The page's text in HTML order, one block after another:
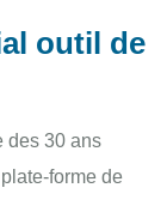
outil de
des 30 ans
forme de